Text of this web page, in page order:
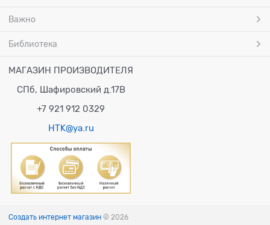
Важно
Библиотека
МАГАЗИН ПРОИЗВОДИТЕЛЯ
СПб, Шафировский д.17В
+7 921 912 0329
HTK@ya.ru
Создать интернет магазин © 2026